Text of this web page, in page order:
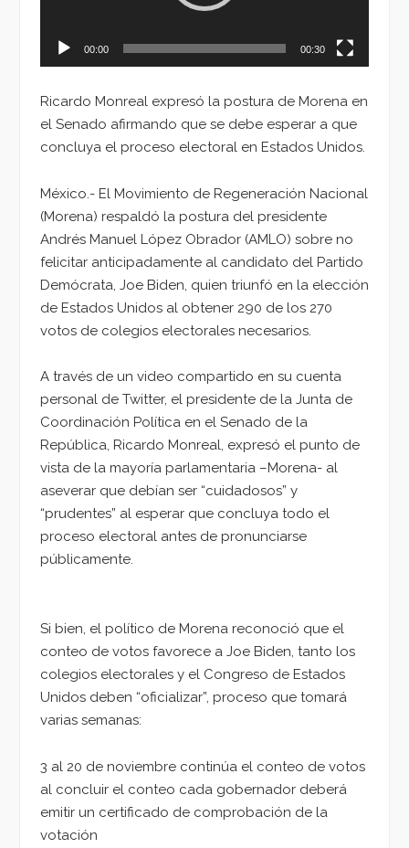
00:00 00:30
Ricardo Monreal expresó la postura de Morena en
el Senado afirmando que se debe esperar a que
concluya el proceso electoral en Estados Unidos.
México.- El Movimiento de Regeneración Nacional
(Morena) respaldó la postura del presidente
Andrés Manuel López Obrador (AMLO) sobre no
felicitar anticipadamente al candidato del Partido
Demócrata, Joe Biden, quien triunfó en la elección
de Estados Unidos al obtener 290 de los 270
votos de colegios electorales necesarios.
A través de un video compartido en su cuenta
personal de Twitter, el presidente de la Junta de
Coordinación Política en el Senado de la
República, Ricardo Monreal, expresó el punto de
vista de la mayoría parlamentaria –Morena- al
aseverar que debían ser “cuidadosos” y
“prudentes” al esperar que concluya todo el
proceso electoral antes de pronunciarse
públicamente.
Si bien, el político de Morena reconoció que el
conteo de votos favorece a Joe Biden, tanto los
colegios electorales y el Congreso de Estados
Unidos deben “oficializar”, proceso que tomará
varias semanas:
3 al 20 de noviembre continúa el conteo de votos
al concluir el conteo cada gobernador deberá
emitir un certificado de comprobación de la
votación